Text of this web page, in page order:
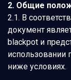
2. Общие
2.1. В
документ
blackpot и
использовании
ниже условиях.